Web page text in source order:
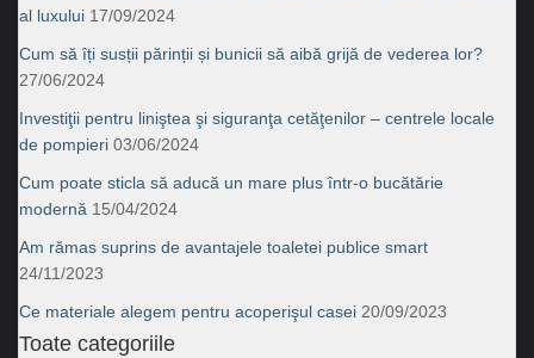
al luxului 17/09/2024
Cum să îți susții părinții și bunicii să aibă grijă de vederea lor?
27/06/2024
Investiţii pentru liniştea şi siguranţa cetăţenilor – centrele locale
de pompieri 03/06/2024
Cum poate sticla să aducă un mare plus într-o bucătărie
modernă 15/04/2024
Am rămas suprins de avantajele toaletei publice smart
24/11/2023
Ce materiale alegem pentru acoperişul casei 20/09/2023
Toate categoriile